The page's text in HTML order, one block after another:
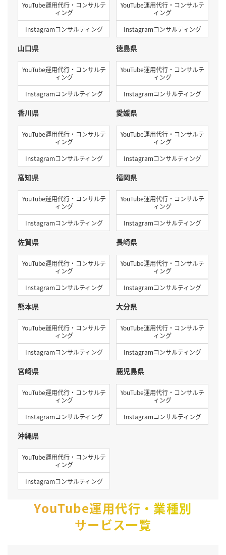
YouTube運用代行・コンサルテ
ィング
Instagramコンサルティング
YouTube運用代行・コンサルテ
ィング
Instagramコンサルティング
山口県
YouTube運用代行・コンサルテ
ィング
Instagramコンサルティング
徳島県
YouTube運用代行・コンサルテ
ィング
Instagramコンサルティング
香川県
YouTube運用代行・コンサルテ
ィング
Instagramコンサルティング
愛媛県
YouTube運用代行・コンサルテ
ィング
Instagramコンサルティング
高知県
YouTube運用代行・コンサルテ
ィング
Instagramコンサルティング
福岡県
YouTube運用代行・コンサルテ
ィング
Instagramコンサルティング
佐賀県
YouTube運用代行・コンサルテ
ィング
Instagramコンサルティング
長崎県
YouTube運用代行・コンサルテ
ィング
Instagramコンサルティング
熊本県
YouTube運用代行・コンサルテ
ィング
Instagramコンサルティング
大分県
YouTube運用代行・コンサルテ
ィング
Instagramコンサルティング
宮崎県
YouTube運用代行・コンサルテ
ィング
Instagramコンサルティング
鹿児島県
YouTube運用代行・コンサルテ
ィング
Instagramコンサルティング
沖縄県
YouTube運用代行・コンサルテ
ィング
Instagramコンサルティング
YouTube運用代行・業種別
サービス一覧